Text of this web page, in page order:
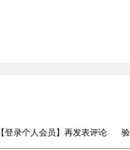
登录个人会员 】再发表评论 验